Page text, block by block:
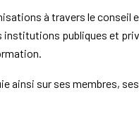
à travers le conseil
publiques et
ainsi sur ses membres,